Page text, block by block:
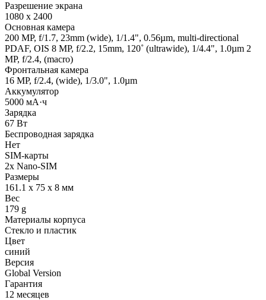
Разрешение экрана
1080 x 2400
Основная камера
200 MP, f/1.7, 23mm (wide), 1/1.4", 0.56µm, multi-directional
PDAF, OIS 8 MP, f/2.2, 15mm, 120˚ (ultrawide), 1/4.4", 1.0µm 2
MP, f/2.4, (macro)
Фронтальная камера
16 MP, f/2.4, (wide), 1/3.0", 1.0µm
Аккумулятор
5000 мА·ч
Зарядка
67 Вт
Беспроводная зарядка
Нет
SIM-карты
2x Nano-SIM
Размеры
161.1 x 75 x 8 мм
Вес
179 g
Материалы корпуса
Стекло и пластик
Цвет
синий
Версия
Global Version
Гарантия
12 месяцев